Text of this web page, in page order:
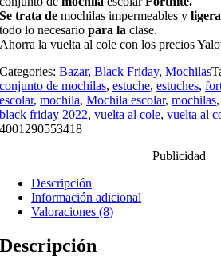
Se trata de mochilas impermeables y
todo lo necesario para la clase.
Ahorra la vuelta al cole con los precios
Categories:Bazar,Black Friday,Mochilas
conjunto de mochilas,estuche,estuches,
escolar,mochila,Mochila escolar,mochilas
black friday 2022,vuelta al cole,vuelta al
4001290553418
Publicidad
Descripción
Información adicional
Valoraciones (8)
Descripción